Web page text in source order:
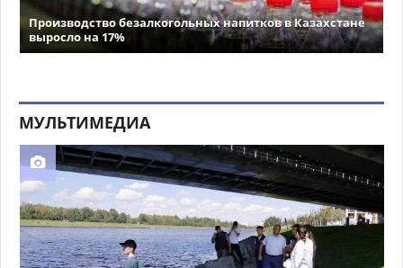
Производство безалкогольных напитков в Казахстане
выросло на 17%
МУЛЬТИМЕДИА